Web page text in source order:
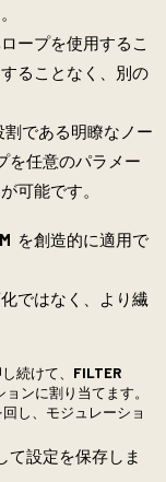
ープを使用するこ
ることなく、別の
である明瞭なノー
を任意のパラメー
可能です。
を創造的に適用で
ではなく、より繊
続けて、 FILTER
ンに割り当てます。
し、モジュレーショ
て設定を保存しま